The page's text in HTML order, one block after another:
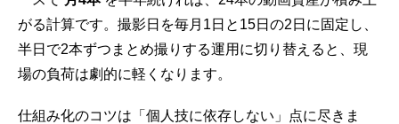
がる計算です。撮影日を毎月1日と15日の2日に固定し、
半日で2本ずつまとめ撮りする運用に切り替えると、現
場の負荷は劇的に軽くなります。
仕組み化のコツは「個人技に依存しない」点に尽きま